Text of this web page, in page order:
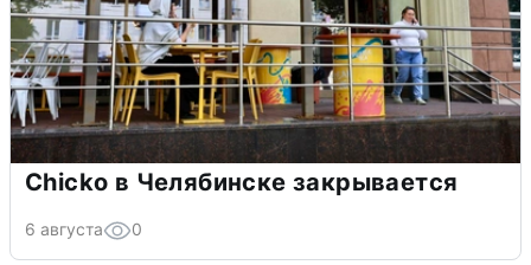
Chicko в Челябинске закрывается
6 августа 0